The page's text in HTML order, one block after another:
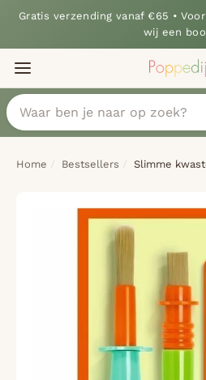
Gratis verzending vanaf €65 •
wij een
Home Bestsellers Slimme